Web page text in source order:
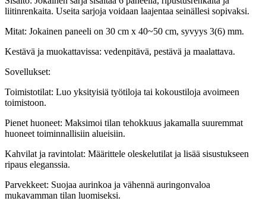
liitinrenkaita. Useita sarjoja voidaan laajentaa seinällesi sopivaksi.
Mitat: Jokainen paneeli on 30 cm x 40~50 cm, syvyys 3(6) mm.
Kestävä ja muokattavissa: vedenpitävä, pestävä ja maalattava.
Sovellukset:
Toimistotilat: Luo yksityisiä työtiloja tai kokoustiloja avoimeen
toimistoon.
Pienet huoneet: Maksimoi tilan tehokkuus jakamalla suuremmat
huoneet toiminnallisiin alueisiin.
Kahvilat ja ravintolat: Määrittele oleskelutilat ja lisää sisustukseen
ripaus eleganssia.
Parvekkeet: Suojaa aurinkoa ja vähennä auringonvaloa
mukavamman tilan luomiseksi.